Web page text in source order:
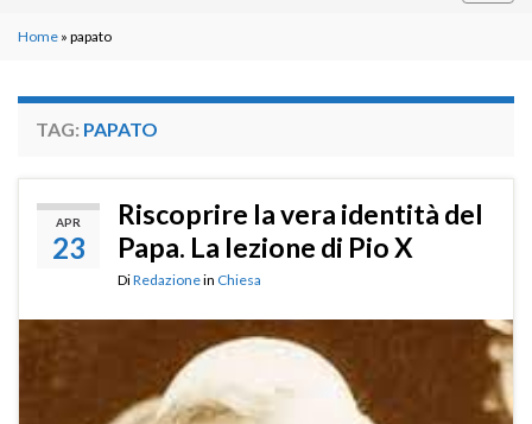
Home » papato
TAG: PAPATO
APR
23
Riscoprire la vera identità del
Papa. La lezione di Pio X
DiRedazionein Chiesa